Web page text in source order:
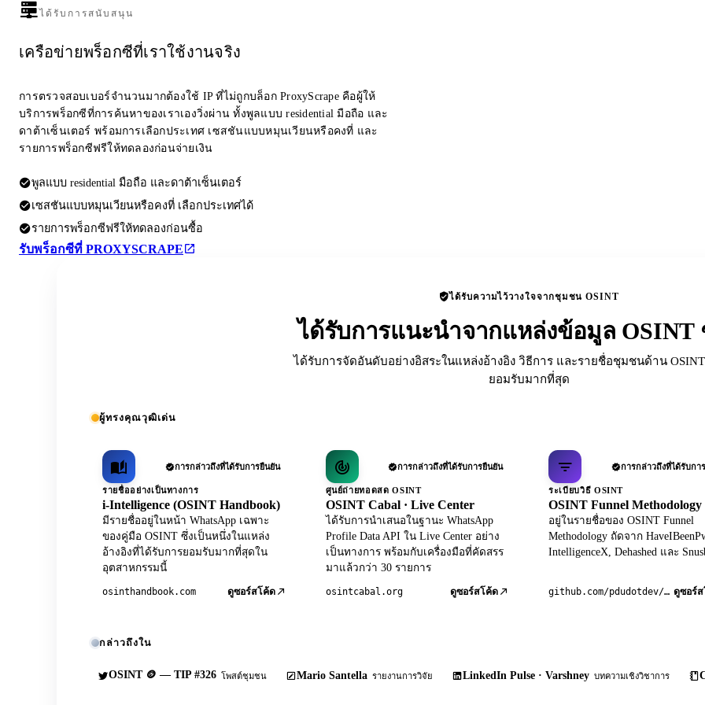
ได้รับการสนับสนุน
เครือข่ายพร็อกซีที่เราใช้งานจริง
การตรวจสอบเบอร์จำนวนมากต้องใช้ IP ที่ไม่ถูกบล็อก ProxyScrape คือผู้ให้
บริการพร็อกซีที่การค้นหาของเราเองวิ่งผ่าน ทั้งพูลแบบ residential มือถือ และ
ดาต้าเซ็นเตอร์ พร้อมการเลือกประเทศ เซสชันแบบหมุนเวียนหรือคงที่ และ
รายการพร็อกซีฟรีให้ทดลองก่อนจ่ายเงิน
พูลแบบ residential มือถือ และดาต้าเซ็นเตอร์
เซสชันแบบหมุนเวียนหรือคงที่ เลือกประเทศได้
รายการพร็อกซีฟรีให้ทดลองก่อนซื้อ
รับพร็อกซีที่ PROXYSCRAPE
ได้รับความไว้วางใจจากชุมชน OSINT
ได้รับการแนะนำจากแหล่งข้อมูล OSINT
ได้รับการจัดอันดับอย่างอิสระในแหล่งอ้างอิง วิธีการ และรายชื่อชุมชนด้าน
ยอมรับมากที่สุด
ผู้ทรงคุณวุฒิเด่น
การกล่าวถึงที่ได้รับการยืนยัน
รายชื่ออย่างเป็นทางการ
i-Intelligence (OSINT Handbook)
มีรายชื่ออยู่ในหน้า WhatsApp เฉพาะ
ของคู่มือ OSINT ซึ่งเป็นหนึ่งในแหล่ง
อ้างอิงที่ได้รับการยอมรับมากที่สุดใน
อุตสาหกรรมนี้
osinthandbook.com ดูซอร์สโค้ด
การกล่าวถึงที่ได้รับการยืนยัน
ศูนย์ถ่ายทอดสด OSINT
OSINT Cabal · Live Center
ได้รับการนำเสนอในฐานะ WhatsApp
Profile Data API ใน Live Center อย่าง
เป็นทางการ พร้อมกับเครื่องมือที่คัดสรร
มาแล้วกว่า 30 รายการ
osintcabal.org ดูซอร์สโค้ด
การกล่าวถึงที่ได้รับกา
ระเบียบวิธี OSINT
OSINT Funnel Methodology
อยู่ในรายชื่อของ OSINT Funnel
Methodology ถัดจาก
IntelligenceX, Dehashed และ
github.com/pdudotdev/ofm ดูซอร์
กล่าวถึงใน
OSINT 🪙 — TIP #326 โพสต์ชุมชน Mario Santella รายงานการวิจัย LinkedIn Pulse · Varshney บทความเชิงวิชาการ